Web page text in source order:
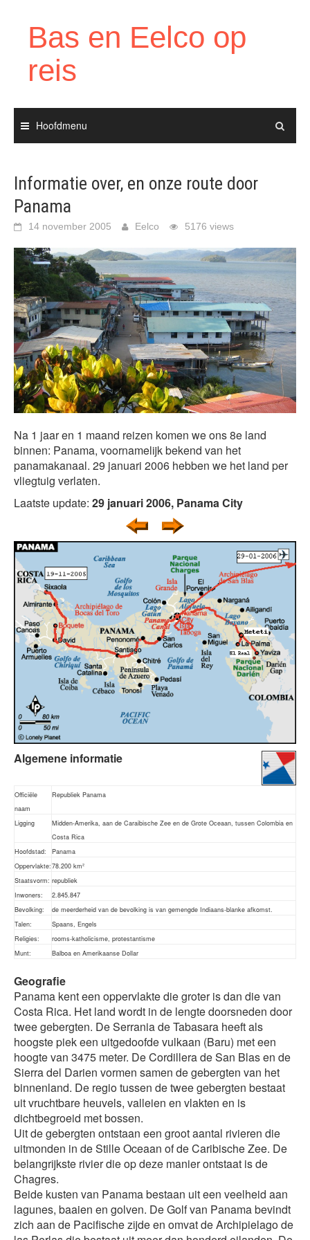
Bas en Eelco op
reis
Hoofdmenu
Informatie over, en onze route door
Panama
14 november 2005 Eelco 5176 views
Na 1 jaar en 1 maand reizen komen we ons 8e land
binnen: Panama, voornamelijk bekend van het
panamakanaal. 29 januari 2006 hebben we het land per
vliegtuig verlaten.
Laatste update: 29 januari 2006, Panama City
Algemene informatie
Officiële
naam
Republiek Panama
Ligging
Midden-Amerika, aan de Caraibische Zee en de Grote Oceaan, tussen Colombia en
Costa Rica
Hoofdstad:
Panama
Oppervlakte:78.200 km²
Staatsvorm: republiek
Inwoners:
2.845.847
Bevolking:
de meerderheid van de bevolking is van gemengde Indiaans-blanke afkomst.
Talen:
Spaans, Engels
Religies:
rooms-katholicisme, protestantisme
Munt:
Balboa en Amerikaanse Dollar
Geografie
Panama kent een oppervlakte die groter is dan die van
Costa Rica. Het land wordt in de lengte doorsneden door
twee gebergten. De Serrania de Tabasara heeft als
hoogste piek een uitgedoofde vulkaan (Baru) met een
hoogte van 3475 meter. De Cordillera de San Blas en de
Sierra del Darien vormen samen de gebergten van het
binnenland. De regio tussen de twee gebergten bestaat
uit vruchtbare heuvels, valleien en vlakten en is
dichtbegroeid met bossen.
Uit de gebergten ontstaan een groot aantal rivieren die
uitmonden in de Stille Oceaan of de Caribische Zee. De
belangrijkste rivier die op deze manier ontstaat is de
Chagres.
Beide kusten van Panama bestaan uit een veelheid aan
lagunes, baaien en golven. De Golf van Panama bevindt
zich aan de Pacifische zijde en omvat de Archipielago de